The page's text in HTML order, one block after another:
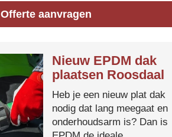
Offerte aanvragen
Nieuw EPDM dak
plaatsen Roosdaal
Heb je een nieuw plat dak
nodig dat lang meegaat en
onderhoudsarm is? Dan is